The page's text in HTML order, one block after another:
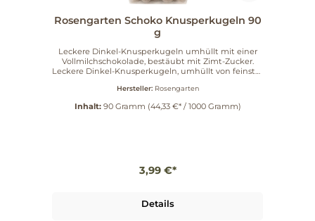
Rosengarten Schoko Knusperkugeln 90
g
Leckere Dinkel-Knusperkugeln umhüllt mit einer
Vollmilchschokolade, bestäubt mit Zimt-Zucker.
Leckere Dinkel-Knusperkugeln, umhüllt von feinster
einer Mischung aus Zimt und anderen
weihnachtlichen Gewürzen.
Hersteller: Rosengarten
Inhalt: 90 Gramm (44,33 €* / 1000 Gramm)
3,99 €*
Details